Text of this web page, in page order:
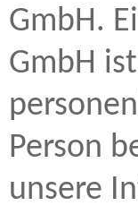
GmbH.
GmbH
Person
unsere